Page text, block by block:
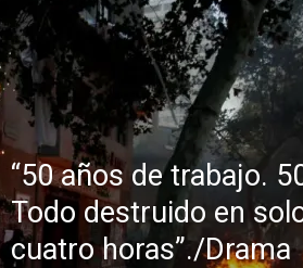
“50 años de trabajo.
Todo destruido en
cuatro horas”./Drama